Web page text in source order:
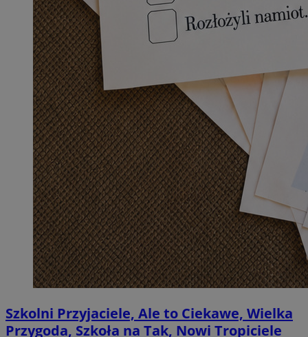
Szkolni Przyjaciele, Ale to Ciekawe, Wielka
Przygoda, Szkoła na Tak, Nowi Tropiciele